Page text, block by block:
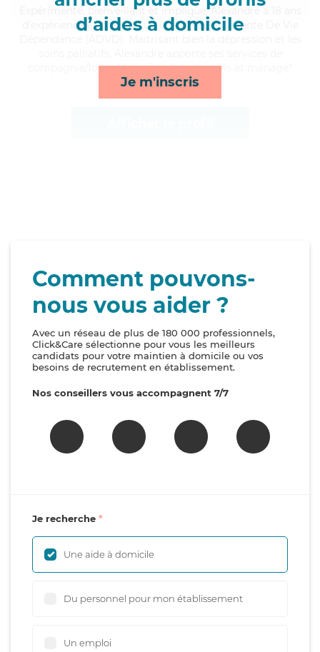
d’aides à domicile
Je m'inscris
, bienveillant et impliqué, Alexandre a 18 ans
d'expérience et possède un diplôme d'Assistante De Vie
compagnie/loisirs, lever/coucher, rappels et ménage*
Comment pouvons-
nous vous aider ?
Avec un réseau de plus de 180 000 professionnels,
Click&Care sélectionne pour vous les meilleurs
candidats pour votre maintien à domicile ou vos
besoins de recrutement en établissement.
Nos conseillers vous accompagnent 7/7
Je recherche
Une aide à domicile
Du personnel pour mon établissement
Un emploi